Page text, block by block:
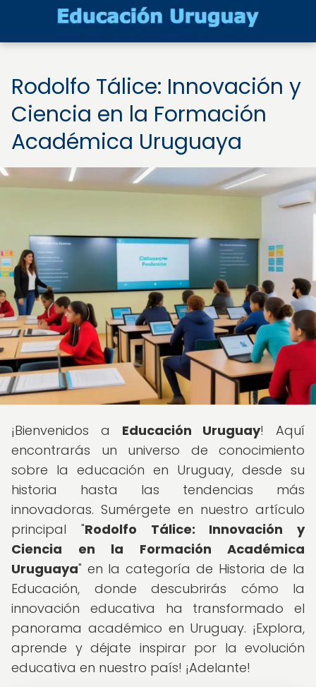
Rodolfo Tálice: Innovación y
Ciencia en la Formación
Académica Uruguaya
¡Bienvenidos a Educación Uruguay! Aquí
encontrarás un universo de conocimiento
sobre la educación en Uruguay, desde su
historia hasta las tendencias más
innovadoras. Sumérgete en nuestro artículo
principal "Rodolfo Tálice: Innovación y
Ciencia en la Formación Académica
Uruguaya" en la categoría de Historia de la
Educación, donde descubrirás cómo la
innovación educativa ha transformado el
panorama académico en Uruguay. ¡Explora,
aprende y déjate inspirar por la evolución
educativa en nuestro país! ¡Adelante!